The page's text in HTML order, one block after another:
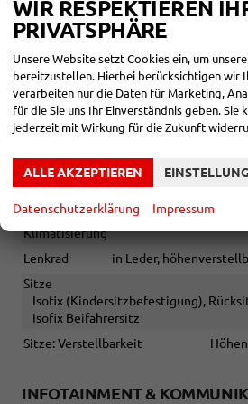
Sonstiges
Irrtümer vorbehalten
Herstellergarantie ab Hersteller-
weitere 2 Jahre bei einer
von 120.000 km
INNEN
Gepäckraumabtrennung
Klimatisierung
Lenkrad
in Leder,
Sitze
Isofix (Kindersitzbefestigung),
Isofix Beifahrersitz
Sitze: Verstellbarkeit
INFOTAINMENT &
WIR RESPEKTIEREN
PRIVATSPHÄRE
Unsere Website setzt Cookies ein, um
bereitzustellen. Hierbei berücksichtigen wir
verarbeiten nur die Daten für Marketing,
für die Sie uns Ihr Einverständnis geben. Sie
jederzeit mit Wirkung für die Zukunft
ALLE AKZEPTIEREN
Datenschutzerklärung Impressum